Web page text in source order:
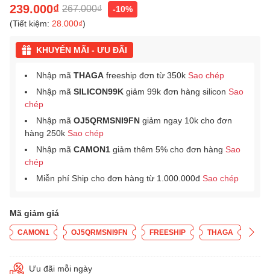
239.000₫ 267.000₫
-10%
(Tiết kiệm: 28.000₫)
KHUYẾN MÃI - ƯU ĐÃI
Nhập mã THAGA freeship đơn từ 350k Sao chép
Nhập mã SILICON99K giảm 99k đơn hàng silicon Sao
chép
Nhập mã OJ5QRMSNI9FN giảm ngay 10k cho đơn
hàng 250k Sao chép
Nhập mã CAMON1 giảm thêm 5% cho đơn hàng Sao
chép
Miễn phí Ship cho đơn hàng từ 1.000.000đ Sao chép
Mã giảm giá
CAMON1 OJ5QRMSNI9FN FREESHIP THAGA
Ưu đãi mỗi ngày